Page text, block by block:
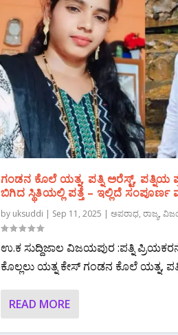
ಗಂಡನ ಕೊಲೆ ಯತ್ನ, ಪತ್ನಿ ಅರೆಸ್ಟ್, ಪತ್ನಿಯ
ಬಿಗಿದ ಸ್ಥಿತಿಯಲ್ಲಿ ಪತ್ತೆ – ಇಲ್ಲಿದೆ ಸಂಪೂರ್ಣ
by uksuddi | Sep 11, 2025 | ಅಪರಾಧ, ರಾಜ್ಯ,
ಉ.ಕ ಸುದ್ದಿಜಾಲ ವಿಜಯಪುರ :ಪತ್ನಿ
ಕೊಲ್ಲಲು ಯತ್ನ ಕೇಸ್ ಗಂಡನ ಕೊಲೆ ಯತ್ನ,
READ MORE